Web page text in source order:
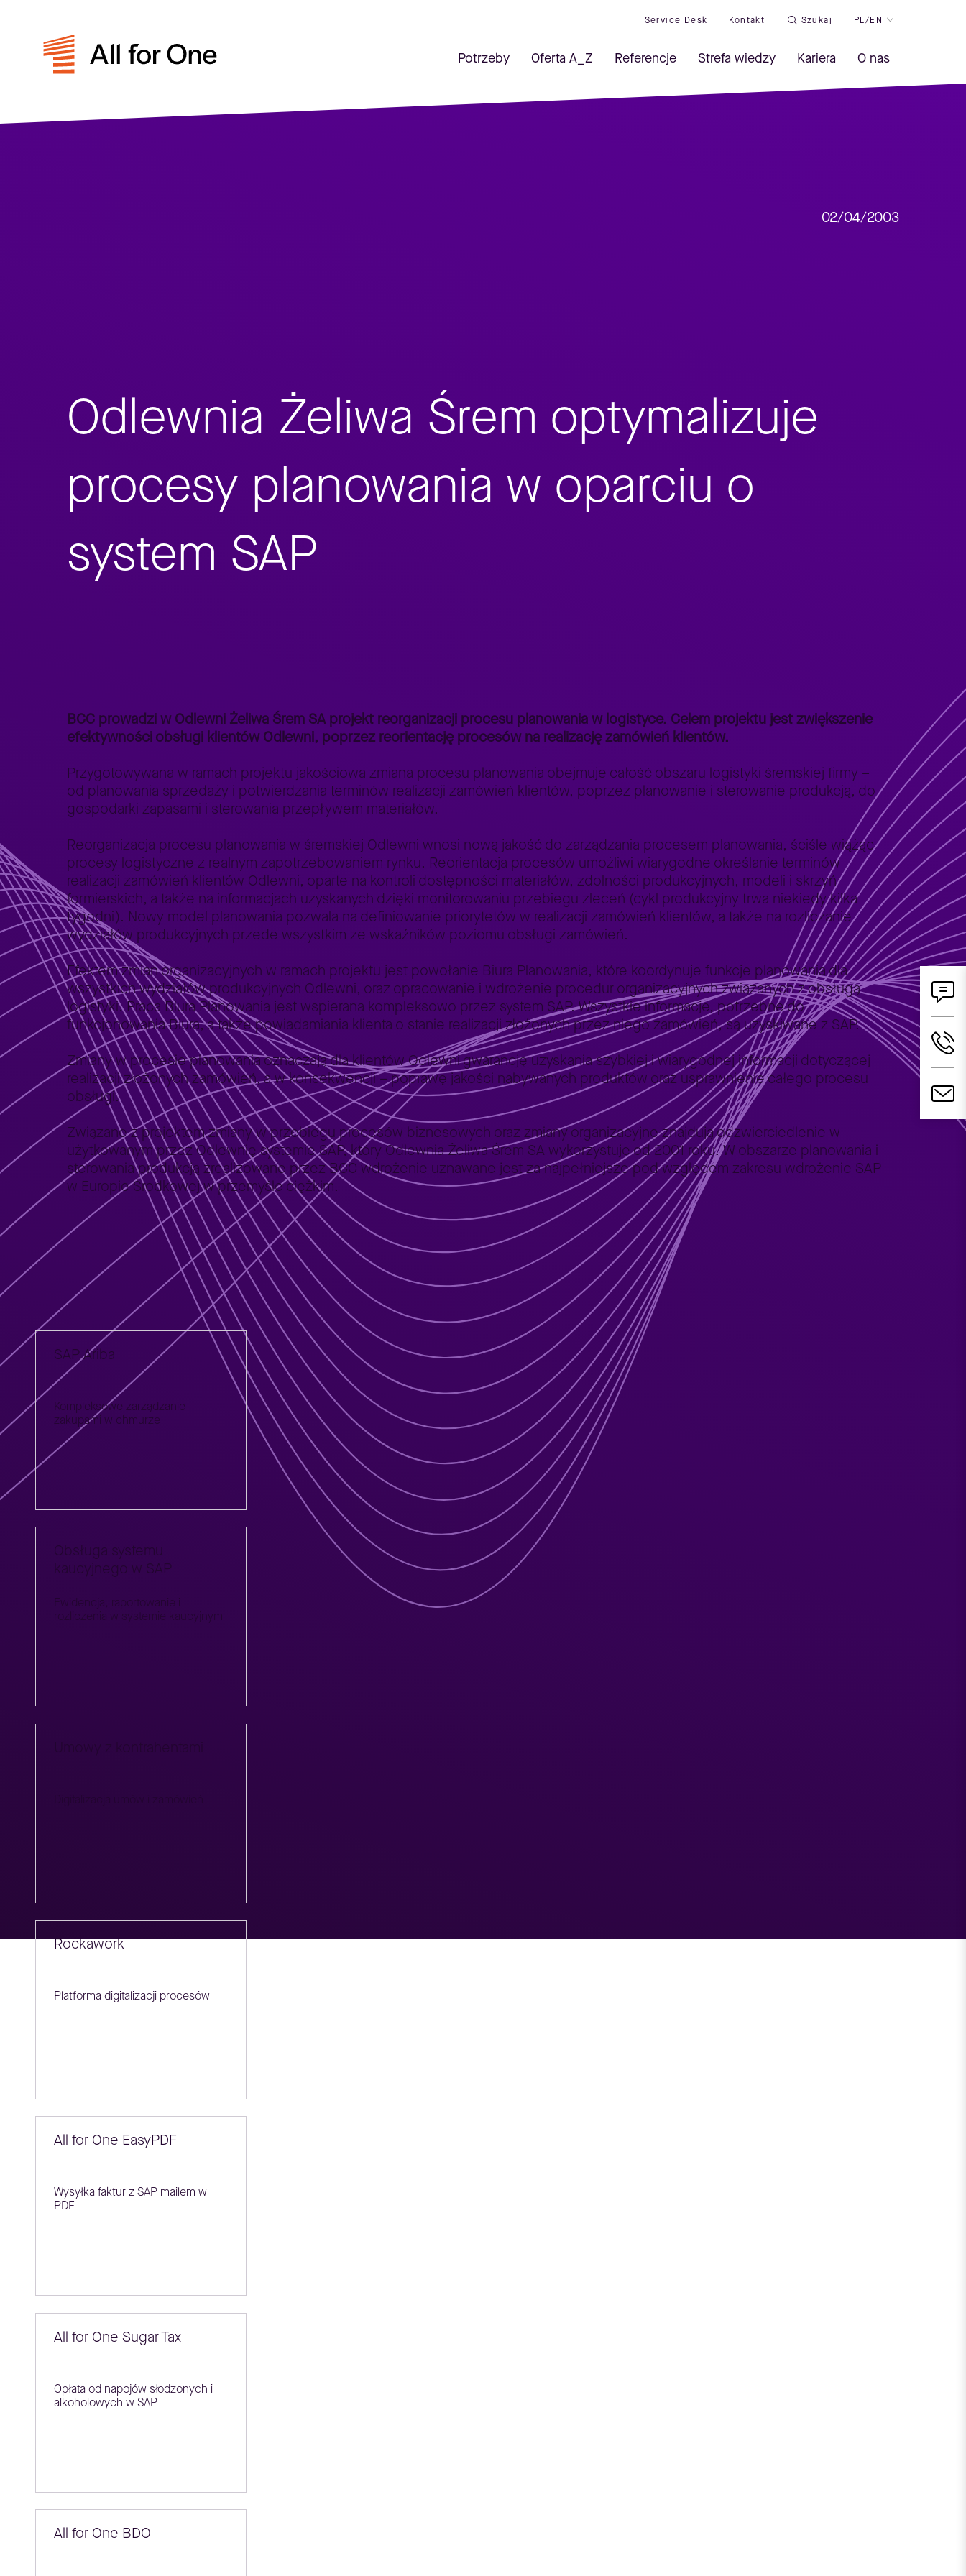
Service Desk Kontakt Szukaj PL/EN
Potrzeby Oferta A_Z Referencje Strefa wiedzy Kariera O nas
02/04/2003
Odlewnia Żeliwa Śrem optymalizuje
procesy planowania w oparciu o
system SAP
BCC prowadzi w Odlewni Żeliwa Śrem SA projekt reorganizacji procesu planowania w logistyce. Celem projektu jest zwiększenie
efektywności obsługi klientów Odlewni, poprzez reorientację procesów na realizację zamówień klientów.
Przygotowywana w ramach projektu jakościowa zmiana procesu planowania obejmuje całość obszaru logistyki śremskiej firmy –
od planowania sprzedaży i potwierdzania terminów realizacji zamówień klientów, poprzez planowanie i sterowanie produkcją, do
gospodarki zapasami i sterowania przepływem materiałów.
Reorganizacja procesu planowania w śremskiej Odlewni wnosi nową jakość do zarządzania procesem planowania, ściśle wiążąc
procesy logistyczne z realnym zapotrzebowaniem rynku. Reorientacja procesów umożliwi wiarygodne określanie terminów
realizacji zamówień klientów Odlewni, oparte na kontroli dostępności materiałów, zdolności produkcyjnych, modeli i skrzyń
formierskich, a także na informacjach uzyskanych dzięki monitorowaniu przebiegu zleceń (cykl produkcyjny trwa niekiedy kilka
tygodni). Nowy model planowania pozwala na definiowanie priorytetów w realizacji zamówień klientów, a także na rozliczanie
wydziałów produkcyjnych przede wszystkim ze wskaźników poziomu obsługi zamówień.
Efektem zmian organizacyjnych w ramach projektu jest powołanie Biura Planowania, które koordynuje funkcje planowania dla
wszystkich wydziałów produkcyjnych Odlewni, oraz opracowanie i wdrożenie procedur organizacyjnych związanych z obsługą
logistyki. Praca Biura Planowania jest wspierana kompleksowo przez system SAP. Wszystkie informacje, potrzebne do
funkcjonowania Biura, a także powiadamiania klienta o stanie realizacji złożonych przez niego zamówień, są uzyskiwane z SAP.
Zmiany w procesie planowania oznaczają dla klientów Odlewni gwarancję uzyskania szybkiej i wiarygodnej informacji dotyczącej
realizacji złożonych zamówień, a w konsekwencji – poprawę jakości nabywanych produktów oraz usprawnienie całego procesu
obsługi.
Związane z projektem zmiany w przebiegu procesów biznesowych oraz zmiany organizacyjne znajdują odzwierciedlenie w
użytkowanym przez Odlewnię systemie SAP, który Odlewnia Żeliwa Śrem SA wykorzystuje od 2001 roku. W obszarze planowania i
sterowania produkcją zrealizowane przez BCC wdrożenie uznawane jest za najpełniejsze pod względem zakresu wdrożenie SAP
w Europie Środkowej w przemyśle ciężkim.
Nasza oferta
SAP Ariba
Kompleksowe zarządzanie
zakupami w chmurze
Obsługa systemu
kaucyjnego w SAP
Ewidencja, raportowanie i
rozliczenia w systemie kaucyjnym
Rockawork
Platforma digitalizacji procesów
All for One EasyPDF
Wysyłka faktur z SAP mailem w
PDF
All for One Sugar Tax
Opłata od napojów słodzonych i
alkoholowych w SAP
All for One BDO